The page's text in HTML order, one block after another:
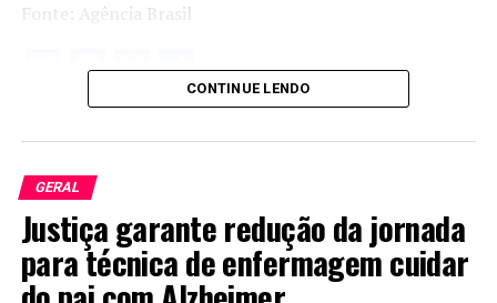
Fonte: Agência Brasil
Twitter
Facebook
WhatsApp
Share
CONTINUE LENDO
GERAL
Justiça garante redução da jornada
para técnica de enfermagem cuidar